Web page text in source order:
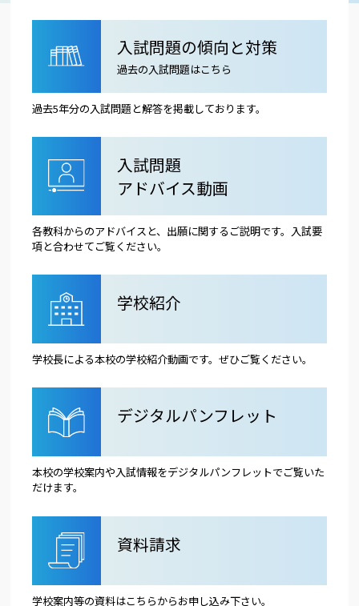
入試問題の傾向と対策
過去の入試問題はこちら
過去5年分の入試問題と解答を掲載しております。
入試問題
アドバイス動画
各教科からのアドバイスと、出願に関するご説明です。入試要
項と合わせてご覧ください。
学校紹介
学校長による本校の学校紹介動画です。ぜひご覧ください。
デジタルパンフレット
本校の学校案内や入試情報をデジタルパンフレットでご覧いた
だけます。
資料請求
学校案内等の資料はこちらからお申し込み下さい。